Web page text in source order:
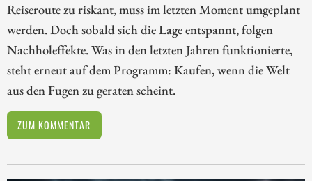
Reiseroute zu riskant, muss im letzten Moment umgeplant
werden. Doch sobald sich die Lage entspannt, folgen
Nachholeffekte. Was in den letzten Jahren funktionierte,
steht erneut auf dem Programm: Kaufen, wenn die Welt
aus den Fugen zu geraten scheint.
ZUM KOMMENTAR